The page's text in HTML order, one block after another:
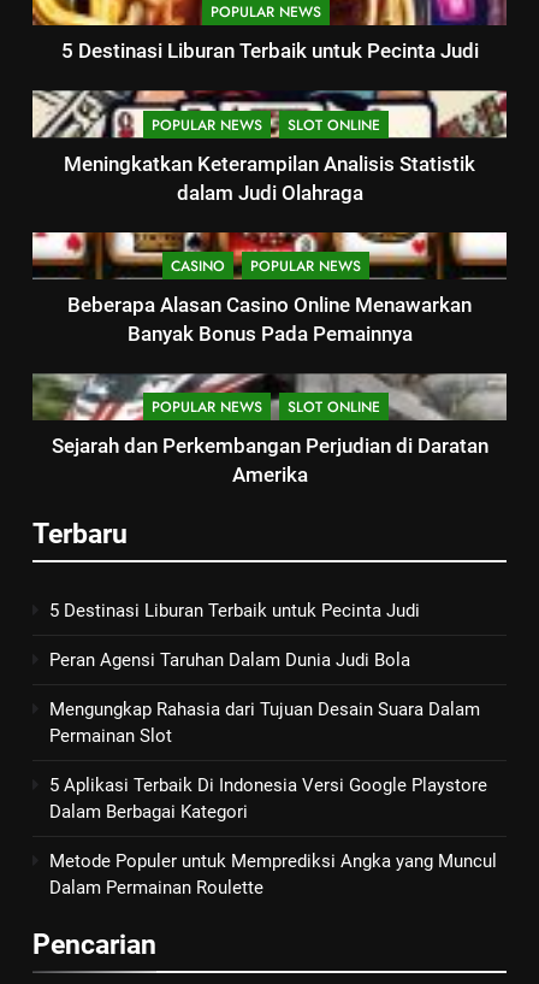
POPULAR NEWS
5 Destinasi Liburan Terbaik untuk Pecinta Judi
POPULAR NEWS SLOT ONLINE
Meningkatkan Keterampilan Analisis Statistik
dalam Judi Olahraga
CASINO POPULAR NEWS
Beberapa Alasan Casino Online Menawarkan
Banyak Bonus Pada Pemainnya
POPULAR NEWS SLOT ONLINE
Sejarah dan Perkembangan Perjudian di Daratan
Amerika
Terbaru
5 Destinasi Liburan Terbaik untuk Pecinta Judi
Peran Agensi Taruhan Dalam Dunia Judi Bola
Mengungkap Rahasia dari Tujuan Desain Suara Dalam
Permainan Slot
5 Aplikasi Terbaik Di Indonesia Versi Google Playstore
Dalam Berbagai Kategori
Metode Populer untuk Memprediksi Angka yang Muncul
Dalam Permainan Roulette
Pencarian